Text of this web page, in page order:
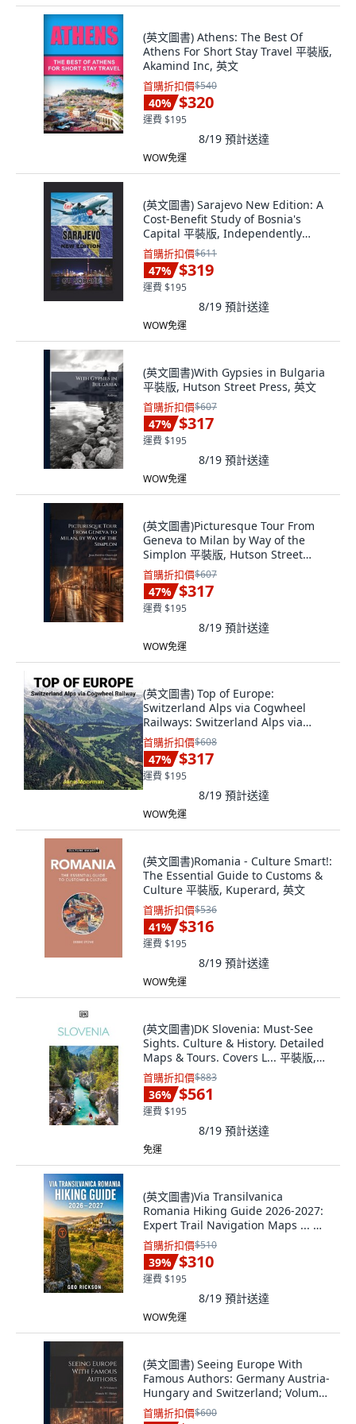
(英文圖書) Athens: The Best Of
Athens For Short Stay Travel 平裝版,
Akamind Inc, 英文
首購折扣價$540
40% $320
運費 $195
8/19 預計送達
WOW免運
(英文圖書) Sarajevo New Edition: A
Cost-Benefit Study of Bosnia's
Capital 平裝版, Independently
Published, 英文
首購折扣價$611
47% $319
運費 $195
8/19 預計送達
WOW免運
(英文圖書)With Gypsies in Bulgaria
平裝版, Hutson Street Press, 英文
首購折扣價$607
47% $317
運費 $195
8/19 預計送達
WOW免運
(英文圖書)Picturesque Tour From
Geneva to Milan by Way of the
Simplon 平裝版, Hutson Street
Press, 英文
首購折扣價$607
47% $317
運費 $195
8/19 預計送達
WOW免運
(英文圖書) Top of Europe:
Switzerland Alps via Cogwheel
Railways: Switzerland Alps via
Cog... 平裝版, Jane Moorman, 英文
首購折扣價$608
47% $317
運費 $195
8/19 預計送達
WOW免運
(英文圖書)Romania - Culture Smart!:
The Essential Guide to Customs &
Culture 平裝版, Kuperard, 英文
首購折扣價$536
41% $316
運費 $195
8/19 預計送達
WOW免運
(英文圖書)DK Slovenia: Must-See
Sights. Culture & History. Detailed
Maps & Tours. Covers L... 平裝版,
DK Publishing (Dorling Kind..., 英文
首購折扣價$883
36% $561
運費 $195
8/19 預計送達
免運
(英文圖書)Via Transilvanica
Romania Hiking Guide 2026-2027:
Expert Trail Navigation Maps ... 平
裝版, Independently Published,
English, Paperback
首購折扣價$510
39% $310
運費 $195
8/19 預計送達
WOW免運
(英文圖書) Seeing Europe With
Famous Authors: Germany Austria-
Hungary and Switzerland; Volume
6; Pt. 2 平裝版, Legare Street Press,
首購折扣價$600